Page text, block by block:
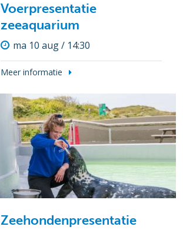
Voerpresentatie
zeeaquarium
ma 10 aug / 14:30
Meer informatie
Zeehondenpresentatie